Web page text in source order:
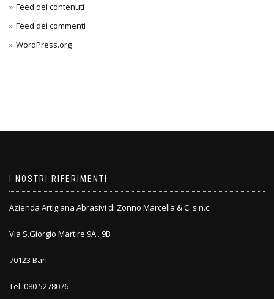
Feed dei contenuti
Feed dei commenti
WordPress.org
I NOSTRI RIFERIMENTI
Azienda Artigiana Abrasivi di Zonno Marcella & C. s.n.c.
Via S.Giorgio Martire 9A . 9B
70123 Bari
Tel. 080 5278076